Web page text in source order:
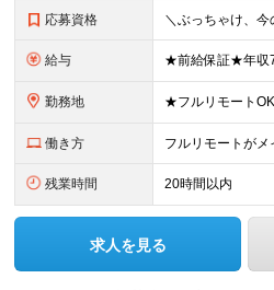
応募資格
給与
勤務地
働き方 フルリモートがメ
残業時間 20時間以内
求人を見る